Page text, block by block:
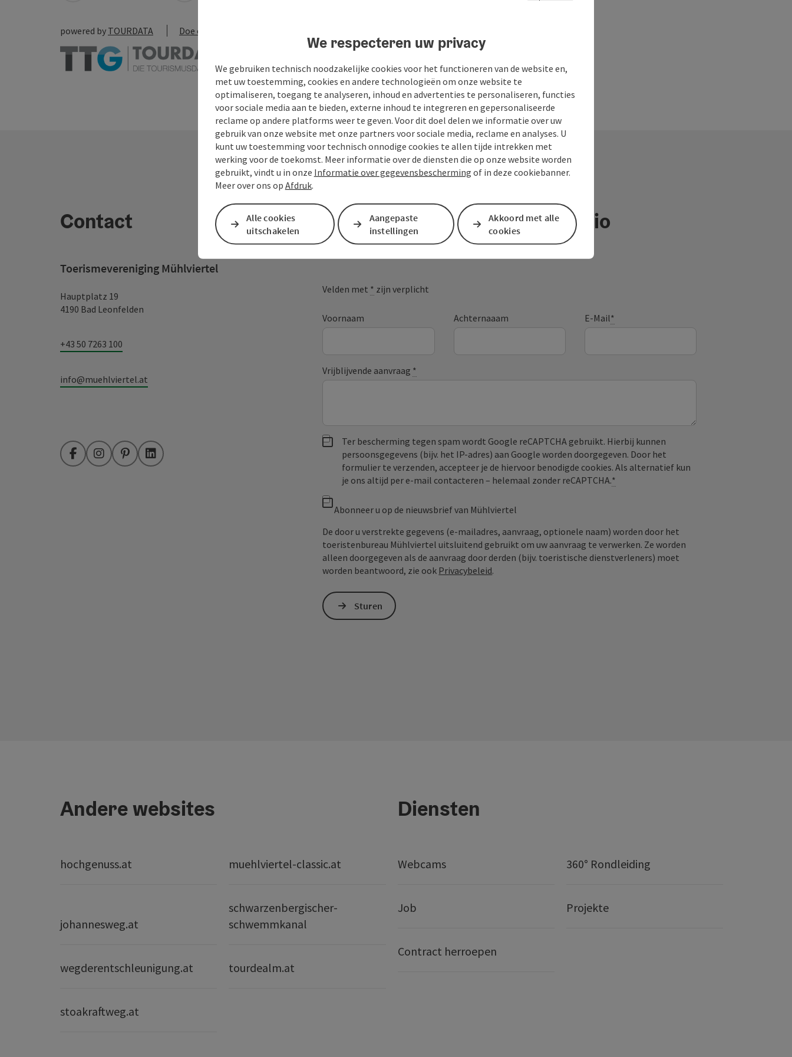
powered by TOURDATA Doe een suggestie
Contact
Toerismevereniging Mühlviertel
Hauptplatz 19
4190 Bad Leonfelden
+43 50 7263 100
info@muehlviertel.at
FacebookInstagramPinterestLinkedIn
Je bericht aan de vakantieregio
Mühlviertel
Velden met * zijn verplicht
Voornaam Achternaaam E-Mail*
Vrijblijvende aanvraag *
Ter bescherming tegen spam wordt Google reCAPTCHA gebruikt. Hierbij kunnen
persoonsgegevens (bijv. het IP-adres) aan Google worden doorgegeven. Door het
formulier te verzenden, accepteer je de hiervoor benodigde cookies. Als alternatief kun
je ons altijd per e‑mail contacteren – helemaal zonder reCAPTCHA.*
Abonneer u op de nieuwsbrief van Mühlviertel
De door u verstrekte gegevens (e-mailadres, aanvraag, optionele naam) worden door het
toeristenbureau Mühlviertel uitsluitend gebruikt om uw aanvraag te verwerken. Ze worden
alleen doorgegeven als de aanvraag door derden (bijv. toeristische dienstverleners) moet
worden beantwoord, zie ook Privacybeleid.
Sturen
Andere websites
hochgenuss.at muehlviertel-classic.at
johannesweg.at
schwarzenbergischer-
schwemmkanal
wegderentschleunigung.at tourdealm.at
stoakraftweg.at
Diensten
Webcams 360° Rondleiding
Job Projekte
Contract herroepen
We respecteren uw privacy
We gebruiken technisch noodzakelijke cookies voor het functioneren van de website en,
met uw toestemming, cookies en andere technologieën om onze website te
optimaliseren, toegang te analyseren, inhoud en advertenties te personaliseren, functies
voor sociale media aan te bieden, externe inhoud te integreren en gepersonaliseerde
reclame op andere platforms weer te geven. Voor dit doel delen we informatie over uw
gebruik van onze website met onze partners voor sociale media, reclame en analyses. U
kunt uw toestemming voor technisch onnodige cookies te allen tijde intrekken met
werking voor de toekomst. Meer informatie over de diensten die op onze website worden
gebruikt, vindt u in onze Informatie over gegevensbescherming of in deze cookiebanner.
Meer over ons op Afdruk.
Alle cookies
uitschakelen
Aangepaste
instellingen
Akkoord met alle
cookies